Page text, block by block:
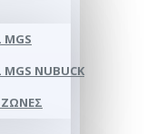
NUBUCK
ΖΏΝΕΣ